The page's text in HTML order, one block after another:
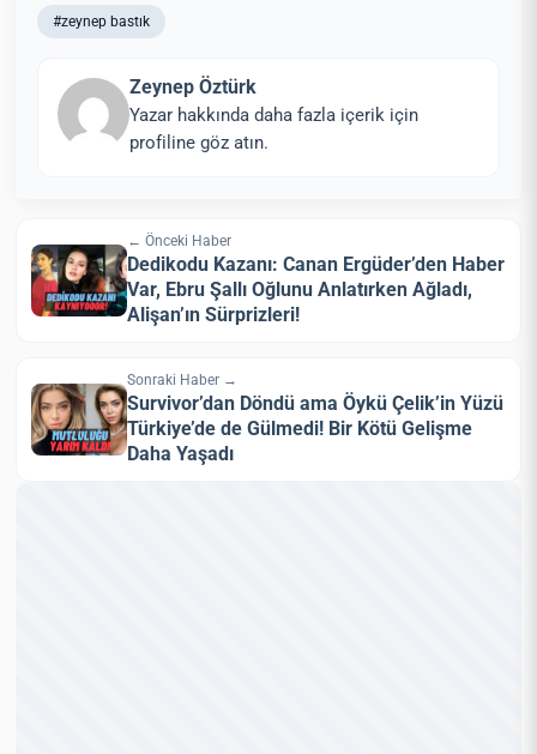
#zeynep bastık
Zeynep Öztürk
Yazar hakkında daha fazla içerik için
profiline göz atın.
← Önceki Haber
Dedikodu Kazanı: Canan Ergüder’den Haber
Var, Ebru Şallı Oğlunu Anlatırken Ağladı,
Alişan’ın Sürprizleri!
Sonraki Haber →
Survivor’dan Döndü ama Öykü Çelik’in Yüzü
Türkiye’de de Gülmedi! Bir Kötü Gelişme
Daha Yaşadı